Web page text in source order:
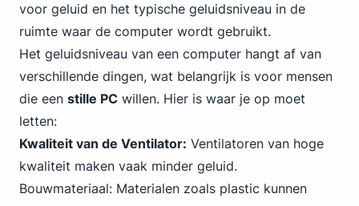
voor geluid en het typische geluidsniveau in de
ruimte waar de computer wordt gebruikt.
Het geluidsniveau van een computer hangt af van
verschillende dingen, wat belangrijk is voor mensen
die een stille PC willen. Hier is waar je op moet
letten:
Kwaliteit van de Ventilator: Ventilatoren van hoge
kwaliteit maken vaak minder geluid.
Bouwmateriaal: Materialen zoals plastic kunnen